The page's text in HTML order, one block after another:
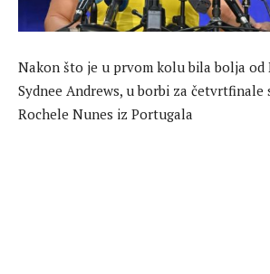
Nakon što je u prvom kolu bila bolja od
Sydnee Andrews, u borbi za četvrtfinale
Rochele Nunes iz Portugala